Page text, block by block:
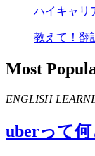
ハイキャリ
教えて！翻
Most
ENGLISH
uberって